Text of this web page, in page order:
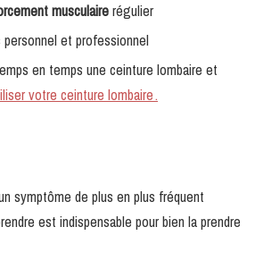
musculairerégulier
et professionnel
en temps une ceinture lombaire et
votre ceinture lombaire .
symptôme de plus en plus fréquent
est indispensable pour bien la prendre